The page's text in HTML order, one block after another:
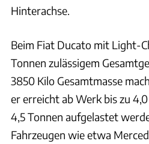
Hinterachse.
Beim Fiat Ducato mit Light-
Tonnen zulässigem
3850 Kilo Gesamtmasse
er erreicht ab Werk bis zu
4,5 Tonnen aufgelastet
Fahrzeugen wie etwa